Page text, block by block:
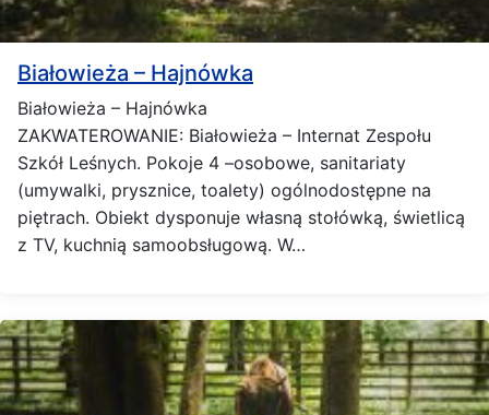
Białowieża – Hajnówka
Białowieża – Hajnówka
ZAKWATEROWANIE: Białowieża – Internat Zespołu
Szkół Leśnych. Pokoje 4 –osobowe, sanitariaty
(umywalki, prysznice, toalety) ogólnodostępne na
piętrach. Obiekt dysponuje własną stołówką, świetlicą
z TV, kuchnią samoobsługową. W…